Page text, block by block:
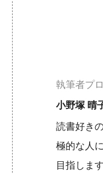
執筆者プ
小野塚 晴
読書好き
極的な人
目指します